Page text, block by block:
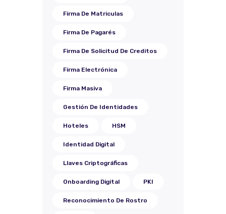
Firma De Matriculas
Firma De Pagarés
Firma De Solicitud De Creditos
Firma Electrónica
Firma Masiva
Gestión De Identidades
Hoteles HSM
Identidad Digital
Llaves Criptográficas
Onboarding Digital PKI
Reconocimiento De Rostro